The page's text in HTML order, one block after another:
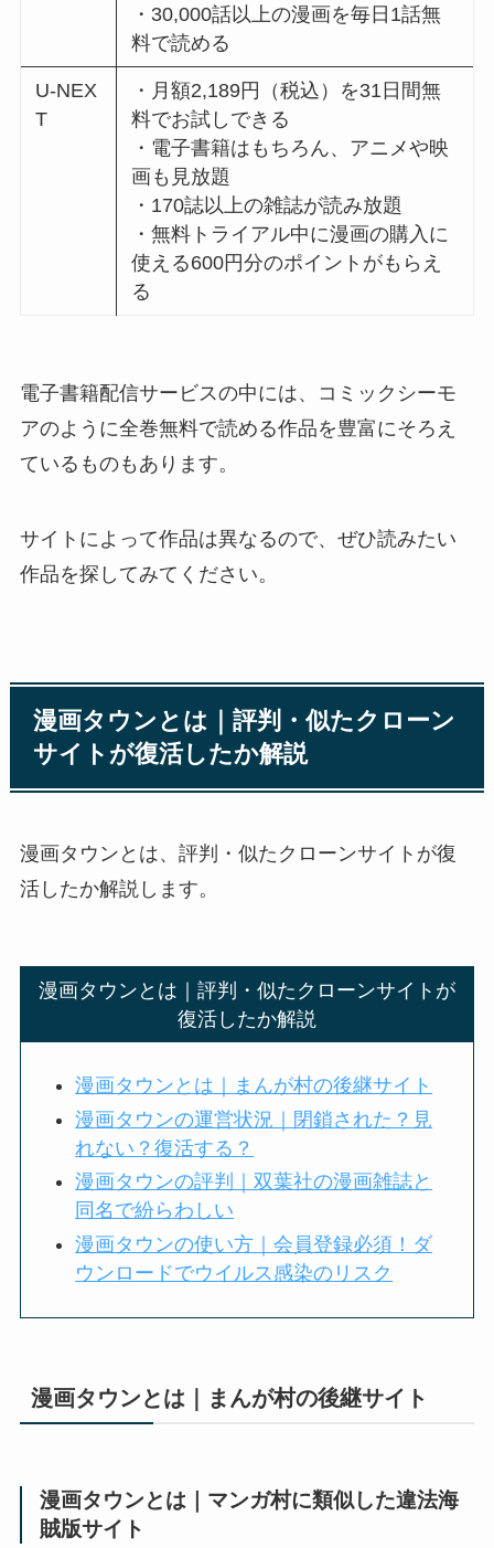
・30,000話以上の漫画を毎日1話無
料で読める
U-NEX
T
・月額2,189円（税込）を31日間無
料でお試しできる
・電子書籍はもちろん、アニメや映
画も見放題
・170誌以上の雑誌が読み放題
・無料トライアル中に漫画の購入に
使える600円分のポイントがもらえ
る
電子書籍配信サービスの中には、コミックシーモ
アのように全巻無料で読める作品を豊富にそろえ
ているものもあります。
サイトによって作品は異なるので、ぜひ読みたい
作品を探してみてください。
漫画タウンとは｜評判・似たクローン
サイトが復活したか解説
漫画タウンとは、評判・似たクローンサイトが復
活したか解説します。
漫画タウンとは｜評判・似たクローンサイトが
復活したか解説
漫画タウンとは｜まんが村の後継サイト
漫画タウンの運営状況｜閉鎖された？見
れない？復活する？
漫画タウンの評判｜双葉社の漫画雑誌と
同名で紛らわしい
漫画タウンの使い方｜会員登録必須！ダ
ウンロードでウイルス感染のリスク
漫画タウンとは｜まんが村の後継サイト
漫画タウンとは｜マンガ村に類似した違法海
賊版サイト